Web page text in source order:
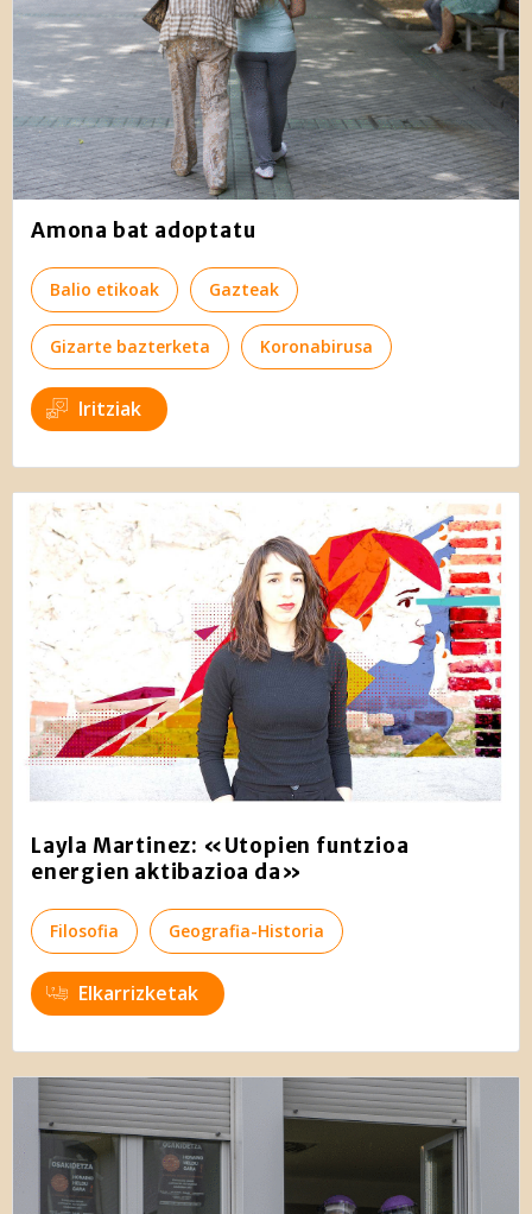
irakurri
Amona bat adoptatu
Balio etikoak Gazteak
Gizarte bazterketa Koronabirusa
Iritziak
Layla Martinez: «Utopien funtzioa
energien aktibazioa da»
Filosofia Geografia-Historia
Elkarrizketak